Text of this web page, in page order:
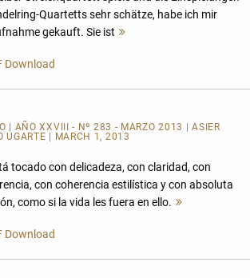
Quartetts sehr schätze, habe ich mir
gekauft. Sie ist
Download
| AÑO XXVIII - Nº 283 - MARZO 2013 | ASIER
UGARTE | MARCH 1, 2013
tocado con delicadeza, con claridad, con
con coherencia estilística y con absoluta
como si la vida les fuera en ello.
Download